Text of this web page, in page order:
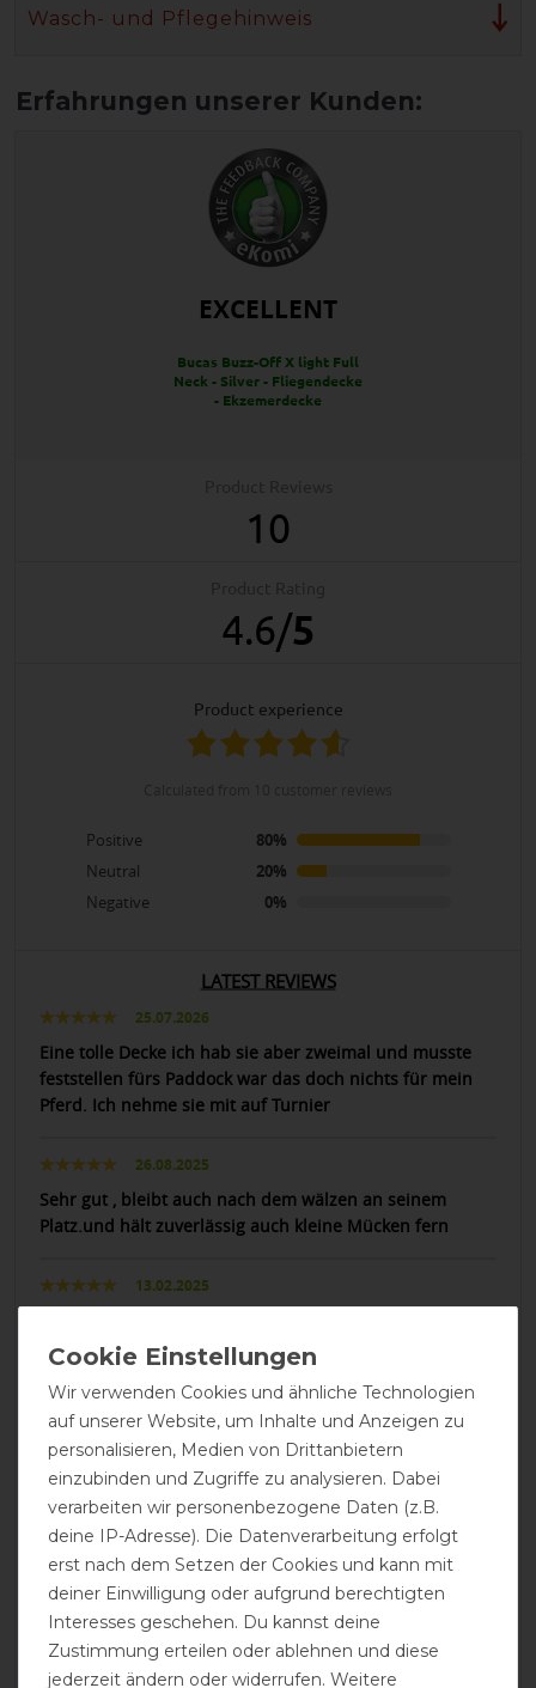
Wasch- und Pflegehinweis
EXCELLENT
Bucas Buzz-Off X light Full
Neck - Silver - Fliegendecke
- Ekzemerdecke
10
4.6/5
product experience
Positive
80%
Neutral
20%
Negative
0%
LATEST REVIEWS
25.07.2026
Eine tolle Decke ich hab sie aber zweimal und musste
feststellen fürs Paddock war das doch nichts für mein
Pferd. Ich nehme sie mit auf Turnier
26.08.2025
Sehr gut , bleibt auch nach dem wälzen an seinem
Platz.und hält zuverlässig auch kleine Mücken fern
13.02.2025
Sitzt perfekt einfach halt Bucas Qualität. Top 👍
20.07.2023
Passte leider nicht. Ich fand die Decke quch gar nicht so
"light" wie erwartet. Aber das ist nur ein Eindruck. Zur
Haltbarkeit etc. kann ich nichts sagen, da sie sofort
retourniert wurde.
02.06.2023
Passt sehr gut. Der Bauchlatz hält alles an seinem Platz.
Wir verwenden Cookies und ähnliche Technologien
auf unserer Website, um Inhalte und Anzeigen zu
personalisieren, Medien von Drittanbietern
einzubinden und Zugriffe zu analysieren. Dabei
verarbeiten wir personenbezogene Daten (z.B.
deine IP-Adresse). Die Datenverarbeitung erfolgt
erst nach dem Setzen der Cookies und kann mit
deiner Einwilligung oder aufgrund berechtigten
Interesses geschehen. Du kannst deine
Zustimmung erteilen oder ablehnen und diese
jederzeit ändern oder widerrufen. Weitere